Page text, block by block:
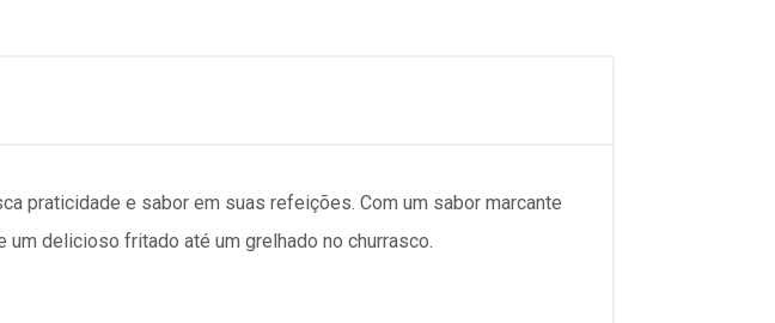
praticidade e sabor em suas refeições. Com um sabor marcante
delicioso fritado até um grelhado no churrasco.